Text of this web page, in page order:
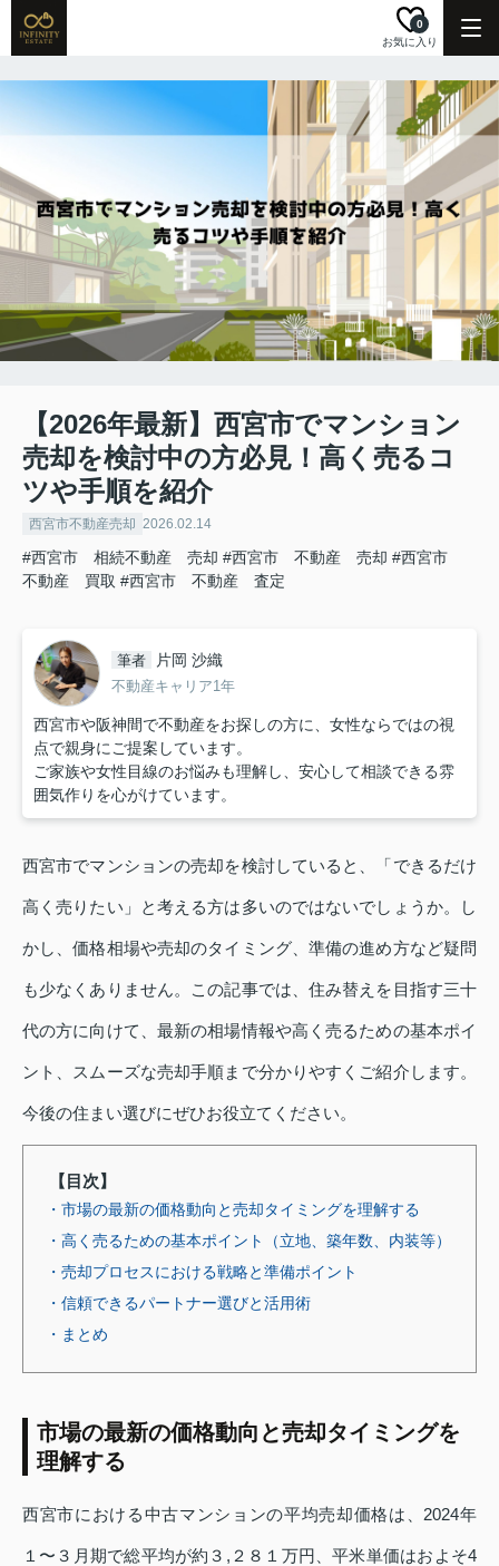
お気に入り
0
【2026年最新】西宮市でマンション
売却を検討中の方必見！高く売るコ
ツや手順を紹介
西宮市不動産売却 2026.02.14
#西宮市 相続不動産 売却 #西宮市 不動産 売却 #西宮市
不動産 買取 #西宮市 不動産 査定
筆者 片岡 沙織
不動産キャリア1年
西宮市や阪神間で不動産をお探しの方に、女性ならではの視
点で親身にご提案しています。
ご家族や女性目線のお悩みも理解し、安心して相談できる雰
囲気作りを心がけています。
西宮市でマンションの売却を検討していると、「できるだけ
高く売りたい」と考える方は多いのではないでしょうか。し
かし、価格相場や売却のタイミング、準備の進め方など疑問
も少なくありません。この記事では、住み替えを目指す三十
代の方に向けて、最新の相場情報や高く売るための基本ポイ
ント、スムーズな売却手順まで分かりやすくご紹介します。
今後の住まい選びにぜひお役立てください。
【目次】
・市場の最新の価格動向と売却タイミングを理解する
・高く売るための基本ポイント（立地、築年数、内装等）
・売却プロセスにおける戦略と準備ポイント
・信頼できるパートナー選びと活用術
・まとめ
市場の最新の価格動向と売却タイミングを
理解する
西宮市における中古マンションの平均売却価格は、2024年
１〜３月期で総平均が約３,２８１万円、平米単価はおよそ4